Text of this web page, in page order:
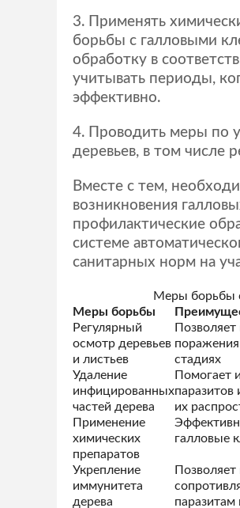
Применять
борьбы с галловыми
обработку в
учитывать периоды,
эффективно.
Проводить меры по
деревьев, в том числе
Вместе с тем,
возникновения
профилактические
системе
санитарных норм на
Меры борьбы
Меры борьбы
Регулярный
осмотр деревьев
и листьев
стадиях
Удаление
инфицированных
частей дерева
Помогает
паразитов
их
Применение
химических
препаратов
галловые
Укрепление
иммунитета
дерева
паразитам